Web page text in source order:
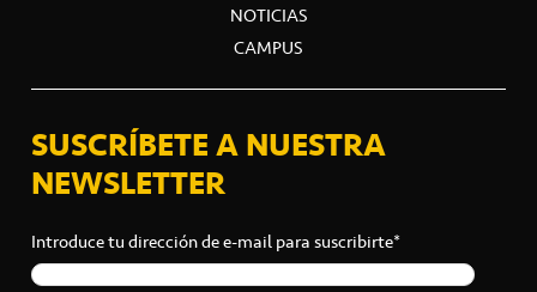
NOTICIAS
CAMPUS
SUSCRÍBETE A NUESTRA
NEWSLETTER
Introduce tu dirección de e-mail para suscribirte*